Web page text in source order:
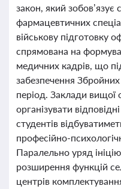
закон, який зобов’язує
фармацевтичних
військову підготовку
спрямована на
медичних кадрів, що
забезпечення
період. Заклади вищої
організувати
студентів
професійно-
Паралельно уряд
розширення функцій
центрів